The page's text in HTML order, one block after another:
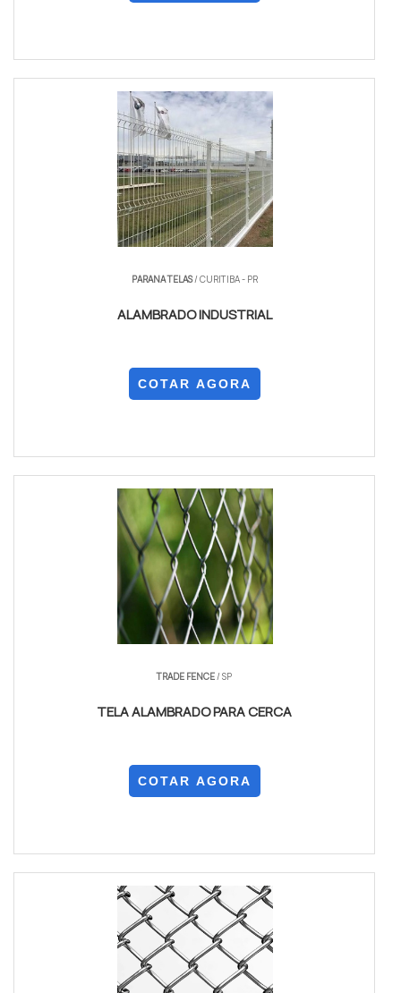
PARANA TELAS/ CURITIBA - PR
ALAMBRADO INDUSTRIAL
COTAR AGORA
TRADE FENCE/ SP
TELA ALAMBRADO PARA CERCA
COTAR AGORA